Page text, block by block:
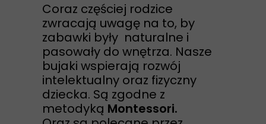
Coraz częściej rodzice
zwracają uwagę na to, by
zabawki były naturalne i
pasowały do wnętrza. Nasze
bujaki wspierają rozwój
intelektualny oraz fizyczny
dziecka. Są zgodne z
metodyką Montessori.